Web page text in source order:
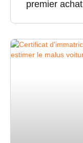
premier achat